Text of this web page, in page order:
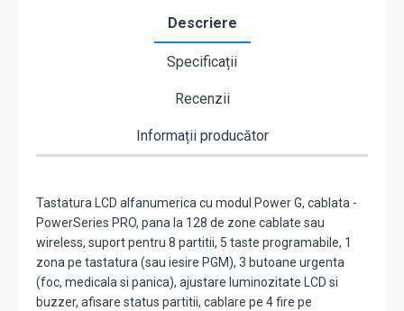
Descriere
Specificații
Recenzii
Informații producător
Tastatura LCD alfanumerica cu modul Power G, cablata -
PowerSeries PRO, pana la 128 de zone cablate sau
wireless, suport pentru 8 partitii, 5 taste programabile, 1
zona pe tastatura (sau iesire PGM), 3 butoane urgenta
(foc, medicala si panica), ajustare luminozitate LCD si
buzzer, afisare status partitii, cablare pe 4 fire pe